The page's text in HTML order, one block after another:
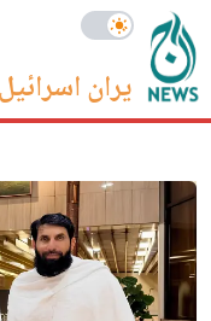
ایران